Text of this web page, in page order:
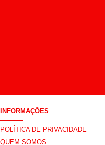
INFORMAÇÕES
POLÍTICA DE PRIVACIDADE
QUEM SOMOS